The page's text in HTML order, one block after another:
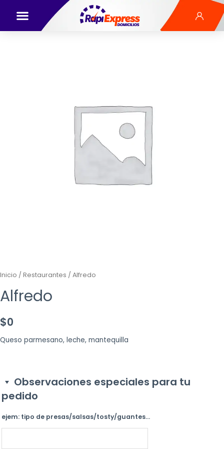
Inicio / Restaurantes / Alfredo
Alfredo
$0
Queso parmesano, leche, mantequilla
Observaciones especiales para tu
pedido
ejem: tipo de presas/salsas/tosty/guantes...